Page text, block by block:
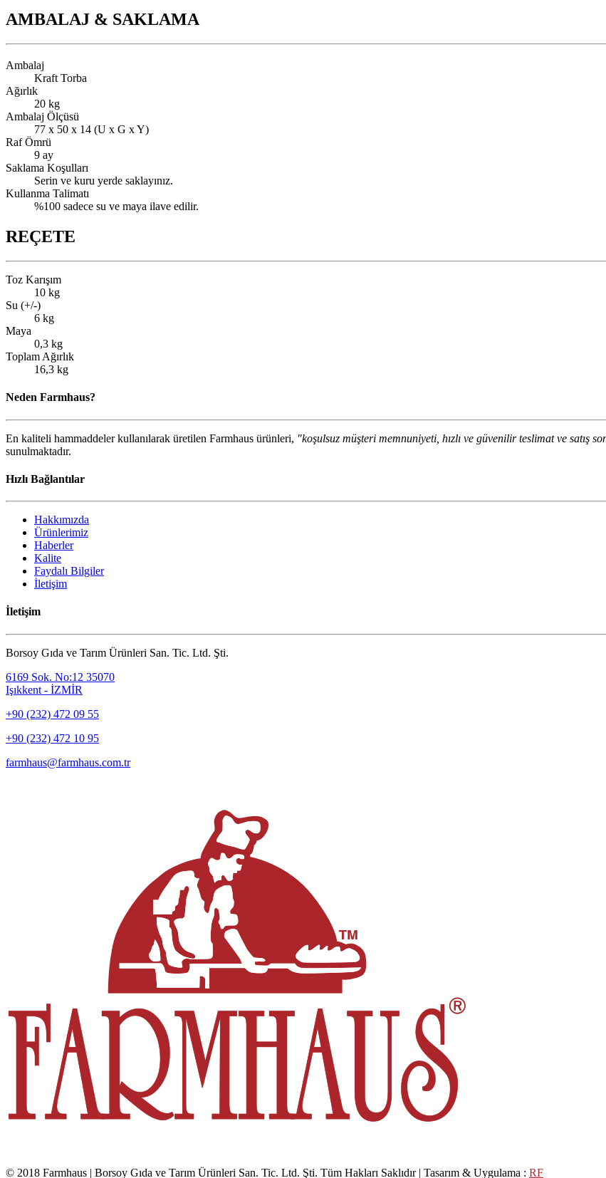
AMBALAJ & SAKLAMA
Ambalaj
Kraft Torba
Ağırlık
20 kg
Ambalaj Ölçüsü
77 x 50 x 14 (U x G x Y)
Raf Ömrü
9 ay
Saklama Koşulları
Serin ve kuru yerde saklayınız.
Kullanma Talimatı
%100 sadece su ve maya ilave edilir.
REÇETE
Toz Karışım
10 kg
Su (+/-)
6 kg
Maya
0,3 kg
Toplam Ağırlık
16,3 kg
Neden Farmhaus?
En kaliteli hammaddeler kullanılarak üretilen Farmhaus ürünleri, "koşulsuz müşteri memnuniyeti, hızlı ve güvenilir teslimat ve satış
sunulmaktadır.
Hızlı Bağlantılar
Hakkımızda
Ürünlerimiz
Haberler
Kalite
Faydalı Bilgiler
İletişim
İletişim
Borsoy Gıda ve Tarım Ürünleri San. Tic. Ltd. Şti.
6169 Sok. No:12 35070
Işıkkent - İZMİR
+90 (232) 472 09 55
+90 (232) 472 10 95
farmhaus@farmhaus.com.tr
© 2018 Farmhaus | Borsoy Gıda ve Tarım Ürünleri San. Tic. Ltd. Şti. Tüm Hakları Saklıdır | Tasarım & Uygulama : RF